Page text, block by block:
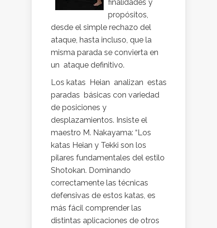
finalidades y
propósitos,
desde el simple rechazo del
ataque, hasta incluso, que la
misma parada se convierta en
un ataque definitivo.
Los katas Heian analizan estas
paradas básicas con variedad
de posiciones y
desplazamientos. Insiste el
maestro M. Nakayama: “Los
katas Heian y Tekki son los
pilares fundamentales del estilo
Shotokan. Dominando
correctamente las técnicas
defensivas de estos katas, es
más fácil comprender las
distintas aplicaciones de otros